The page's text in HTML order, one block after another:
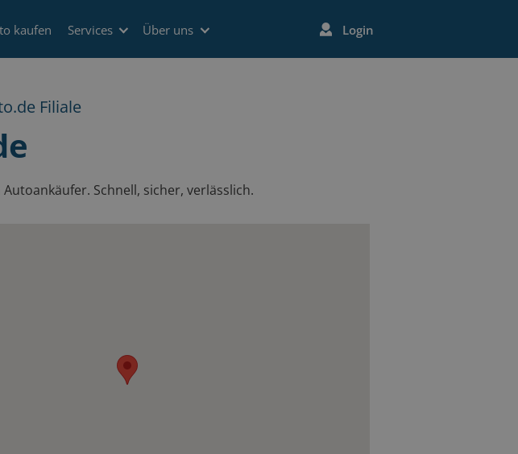
kaufen Services Über uns Login
Filiale
Schnell, sicher, verlässlich.